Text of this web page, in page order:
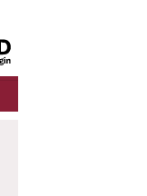
oben springen